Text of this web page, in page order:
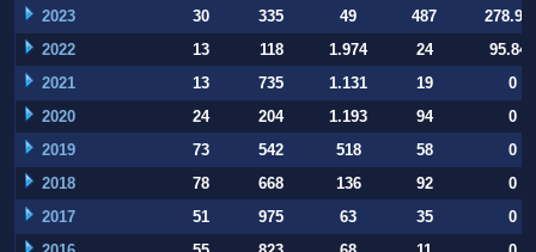
2023
30 335 49 487
2022
13 118 1.974 24
95.847
2021
13 735 1.131 19
0
2020
24 204 1.193 94
0
2019
73 542 518 58
0
2018
78 668 136 92
0
2017
51 975 63 35
0